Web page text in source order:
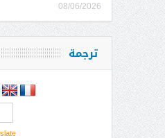
08/06/2026
ترجمة